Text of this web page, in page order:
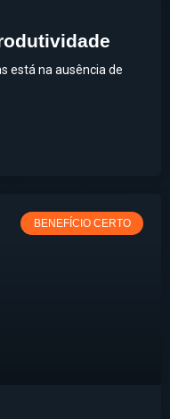
está na ausência de
BENEFÍCIO CERTO